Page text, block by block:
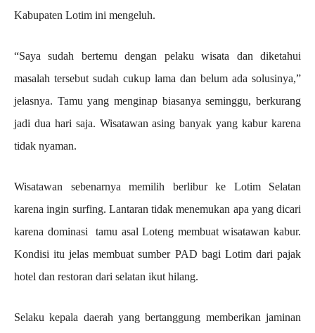
Kabupaten Lotim ini mengeluh.
“Saya sudah bertemu dengan pelaku wisata dan diketahui
masalah tersebut sudah cukup lama dan belum ada solusinya,”
jelasnya. Tamu yang menginap biasanya seminggu, berkurang
jadi dua hari saja. Wisatawan asing banyak yang kabur karena
tidak nyaman.
Wisatawan sebenarnya memilih berlibur ke Lotim Selatan
karena ingin surfing. Lantaran tidak menemukan apa yang dicari
karena dominasi tamu asal Loteng membuat wisatawan kabur.
Kondisi itu jelas membuat sumber PAD bagi Lotim dari pajak
hotel dan restoran dari selatan ikut hilang.
Selaku kepala daerah yang bertanggung memberikan jaminan